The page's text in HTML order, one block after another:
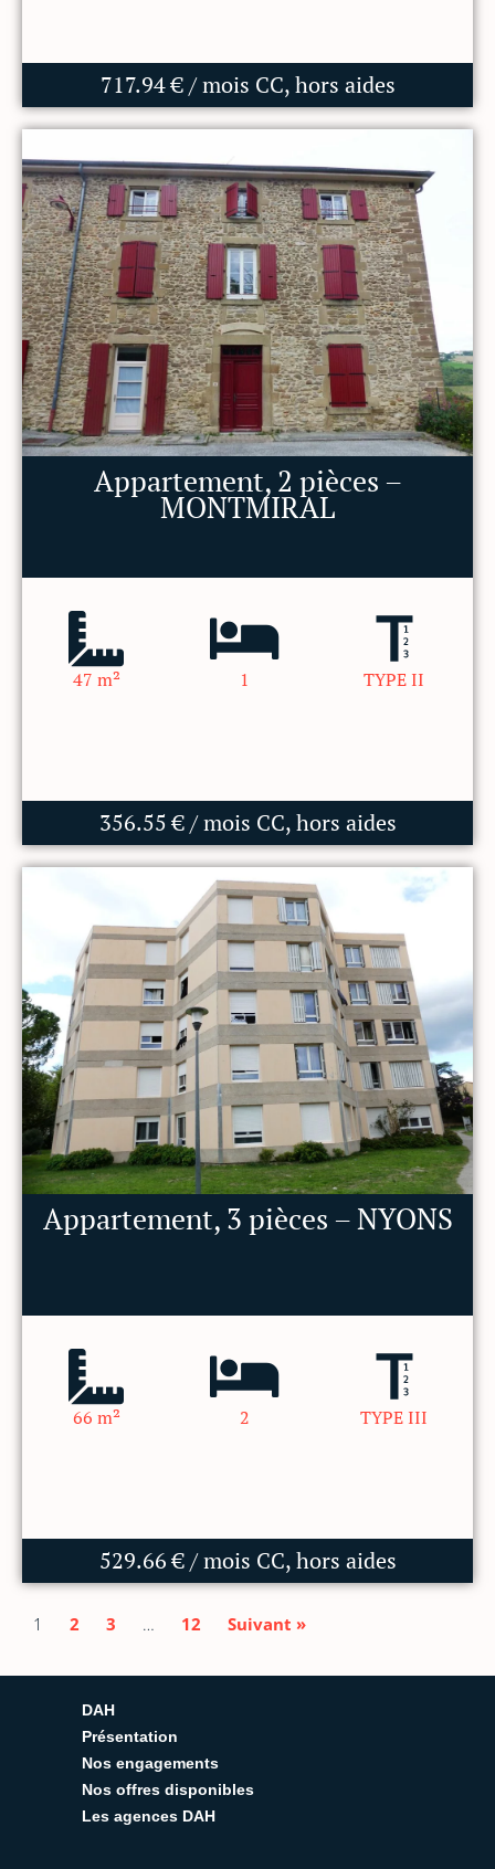
717.94 € / mois CC, hors aides
Appartement, 2 pièces –
MONTMIRAL
47 m² 1 TYPE II
356.55 € / mois CC, hors aides
Appartement, 3 pièces – NYONS
66 m² 2 TYPE III
529.66 € / mois CC, hors aides
1 2 3 … 12 Suivant »
DAH
Présentation
Nos engagements
Nos offres disponibles
Les agences DAH